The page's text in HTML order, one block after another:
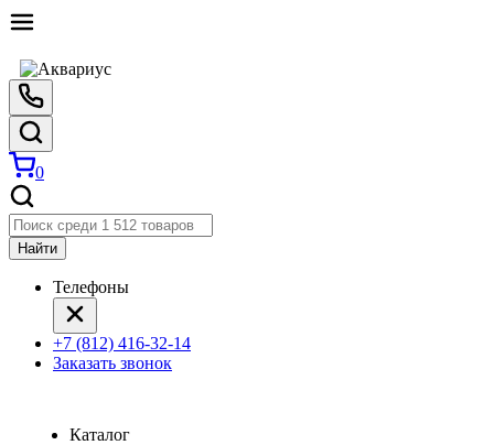
0
Найти
Телефоны
+7 (812) 416-32-14
Заказать звонок
Каталог